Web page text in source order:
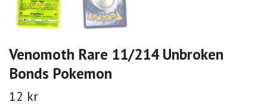
Venomoth Rare 11/214 Unbroken
Bonds Pokemon
12 kr